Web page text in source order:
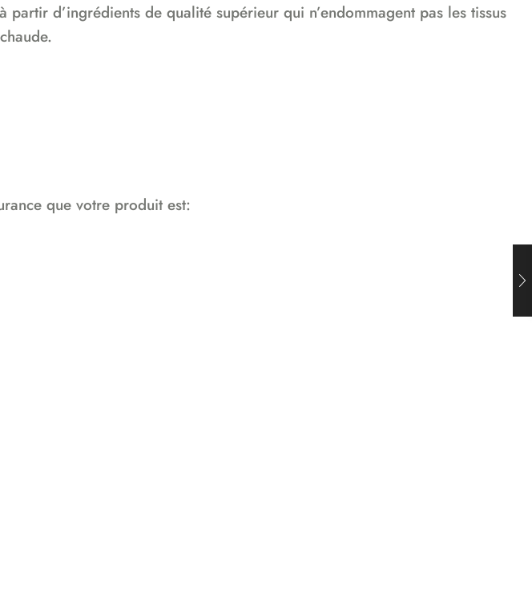
d’ingrédients de qualité supérieur qui n’endommagent pas les tissus
que votre produit est: